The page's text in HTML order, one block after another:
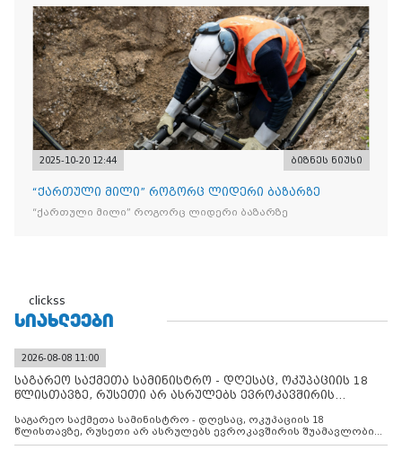
„Raffaello”-ს სასაქონლო ნიშნით უკანონო ნიშანდებული
ტკბილეული
2025-10-20 12:44 ბიზნეს ნიუსი
“ქართული მილი” როგორც ლიდერი ბაზარზე
“ქართული მილი” როგორც ლიდერი ბაზარზე
clickss
ᲡᲘᲐᲮᲚᲔᲔᲑᲘ
2026-08-08 11:00
საგარეო საქმეთა სამინისტრო - დღესაც, ოკუპაციის 18
წლისთავზე, რუსეთი არ ასრულებს ევროკავშირის
საგარეო საქმეთა სამინისტრო - დღესაც, ოკუპაციის 18
წლისთავზე, რუსეთი არ ასრულებს ევროკავშირის შუამავლობით
დადებულ 2008 წლის 12 აგვისტოს ცეცხლის შეწყვეტის